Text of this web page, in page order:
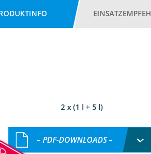
2 x (1 l + 5 l)
– PDF-DOWNLOADS –